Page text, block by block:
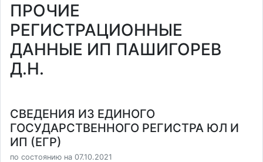
ПРОЧИЕ
РЕГИСТРАЦИОННЫЕ
ДАННЫЕ ИП ПАШИГОРЕВ
Д.Н.
СВЕДЕНИЯ ИЗ ЕДИНОГО
ГОСУДАРСТВЕННОГО РЕГИСТРА ЮЛ И
ИП (ЕГР)
по состоянию на 07.10.2021